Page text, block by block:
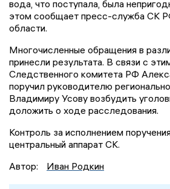
вода, что поступала, была
этом сообщает пресс-служба СК
области.
Многочисленные обращения в
принесли результата. В связи с
Следственного комитета РФ
поручил руководителю
Владимиру Усову возбудить
доложить о ходе расследования.
Контроль за исполнением
центральный аппарат СК.
Автор:
Иван Родкин